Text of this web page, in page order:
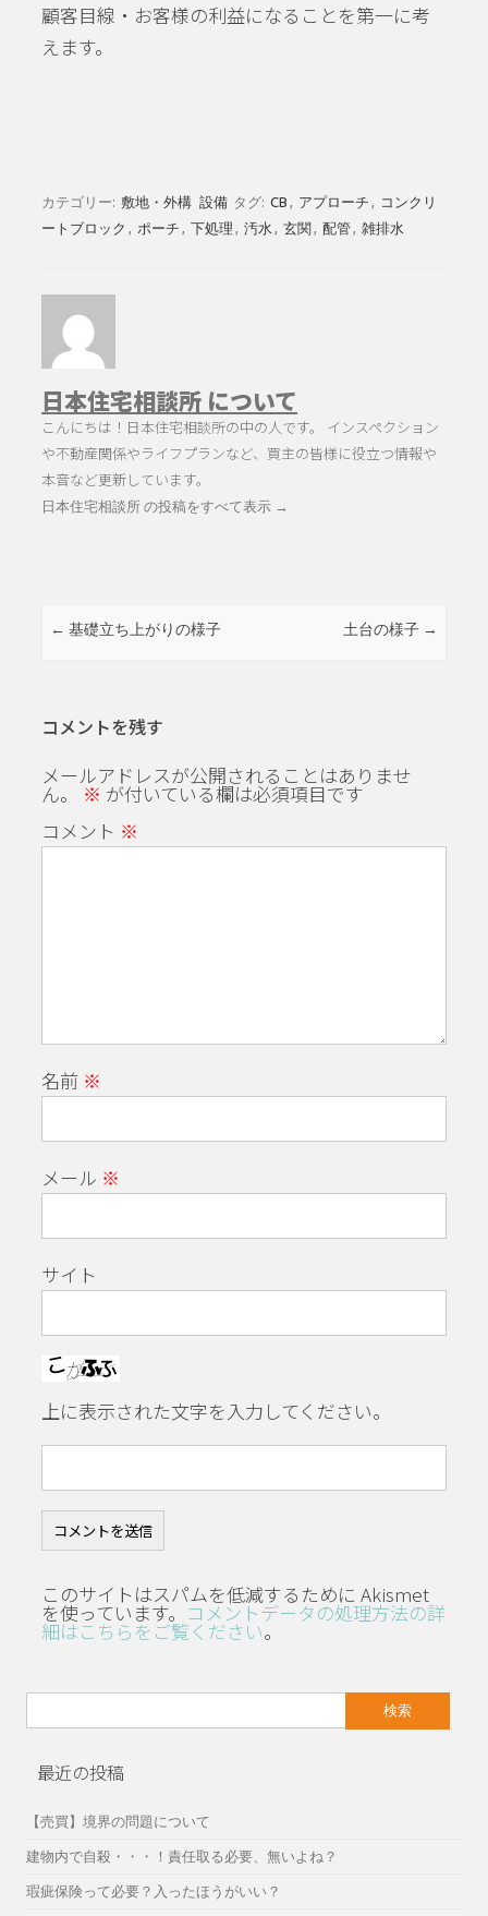
顧客目線・お客様の利益になることを第一に考
えます。
カテゴリー: 敷地・外構 設備 タグ: CB , アプローチ , コンクリ
ートブロック , ポーチ , 下処理 , 汚水 , 玄関 , 配管, 雑排水
日本住宅相談所 について
こんにちは！日本住宅相談所の中の人です。 インスペクション
や不動産関係やライフプランなど、買主の皆様に役立つ情報や
本音など更新しています。
日本住宅相談所 の投稿をすべて表示 →
投稿ナビゲーション
← 基礎立ち上がりの様子 土台の様子 →
コメントを残す
メールアドレスが公開されることはありませ
ん。 ※が付いている欄は必須項目です
コメント ※
名前 ※
メール ※
サイト
上に表示された文字を入力してください。
このサイトはスパムを低減するために Akismet
を使っています。 コメントデータの処理方法の詳
細はこちらをご覧ください。
索:
最近の投稿
【売買】境界の問題について
建物内で自殺・・・！責任取る必要、無いよね？
瑕疵保険って必要？入ったほうがいい？